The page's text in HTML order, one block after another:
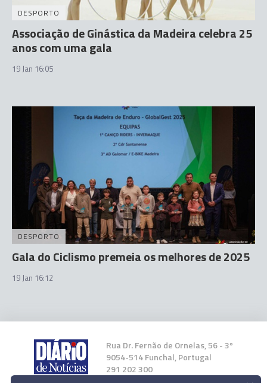
DESPORTO
Associação de Ginástica da Madeira celebra 25
anos com uma gala
19 Jan 16:05
DESPORTO
Gala do Ciclismo premeia os melhores de 2025
19 Jan 16:12
Rua Dr. Fernão de Ornelas, 56 - 3º
9054-514 Funchal, Portugal
291 202 300